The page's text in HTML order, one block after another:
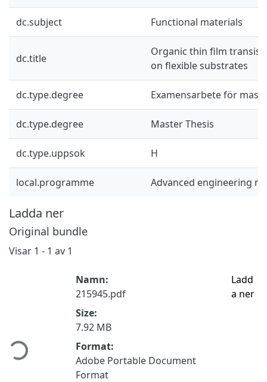
dc.subject Functional materials
dc.title
Organic thin film
on flexible substrates
dc.type.degree Examensarbete för
dc.type.degree Master Thesis
dc.type.uppsok H
local.programme Advanced engineering
Ladda ner
Original bundle
Visar 1 - 1 av 1
Namn:
215945.pdf
Size:
7.92 MB
Format:
Adobe Portable Document
Format
Ladd
a ner